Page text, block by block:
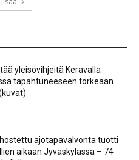
yleisövihjeitä Keravalla
tapahtuneeseen törkeään
ajotapavalvonta tuotti
aikaan Jyväskylässä – 74